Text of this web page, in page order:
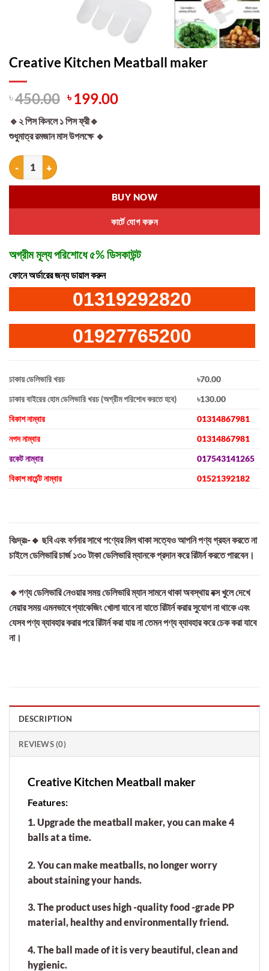
Creative Kitchen Meatball maker
৳450.00 Original
price
was:
৳ 450.00.
৳ 199.00Current
🔹২ পিস কিনলে ১ পিস ফ্রী🔹
শুধুমাত্র রমজান মাস উপলক্ষে 🔹
Creative Kitchen Meatball maker quantity
কার্টে যোগ করুন
BUY NOW
অগ্রীম মূল্য পরিশোধে ৫% ডিসকাউন্ট
ফোনে অর্ডারের জন্য ডায়াল করুন
01319292820
01927765200
ঢাকায় ডেলিভারি খরচ
৳70.00
ঢাকার বাইরের হোম ডেলিভারি খরচ (অগ্রীম পরিশোধ করতে হবে)
৳130.00
বিকাশ নাম্বার
01314867981
নগদ নাম্বার
01314867981
রকেট নাম্বার
017543141265
বিকাশ মার্চেন্ট নাম্বার
01521392182
বিঃদ্রঃ-🔸 ছবি এবং বর্ণনার সাথে পণ্যের মিল থাকা সত্যেও আপনি পণ্য গ্রহন করতে না
চাইলে ডেলিভারি চার্জ ১৩০ টাকা ডেলিভারি ম্যানকে প্রদান করে রিটার্ন করতে পারবেন।
🔹পণ্য ডেলিভারি নেওয়ার সময় ডেলিভারি ম্যান সামনে থাকা অবস্থায় বক্স খুলে দেখে
নেয়ার সময় এমনভাবে প্যাকেজিং খোলা যাবে না যাতে রিটার্ন করার সুযোগ না থাকে এবং
যেসব পণ্য ব্যাবহার করার পরে রিটার্ন করা যায় না তেমন পণ্য ব্যাবহার করে চেক করা যাবে
না।
DESCRIPTION
REVIEWS (0)
Creative Kitchen Meatball maker
Features:
1. Upgrade the meatball maker, you can make 4
balls at a time.
2. You can make meatballs, no longer worry
about staining your hands.
3. The product uses high -quality food -grade PP
material, healthy and environmentally friend.
4. The ball made of it is very beautiful, clean and
hygienic.